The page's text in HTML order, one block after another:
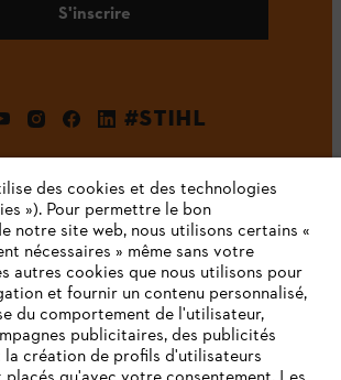
S'inscrire
#STIHL
des cookies et des technologies
»). Pour permettre le bon
notre site web, nous utilisons certains «
nécessaires » même sans votre
autres cookies que nous utilisons pour
et fournir un contenu personnalisé,
du comportement de l'utilisateur,
publicitaires, des publicités
la création de profils d'utilisateurs